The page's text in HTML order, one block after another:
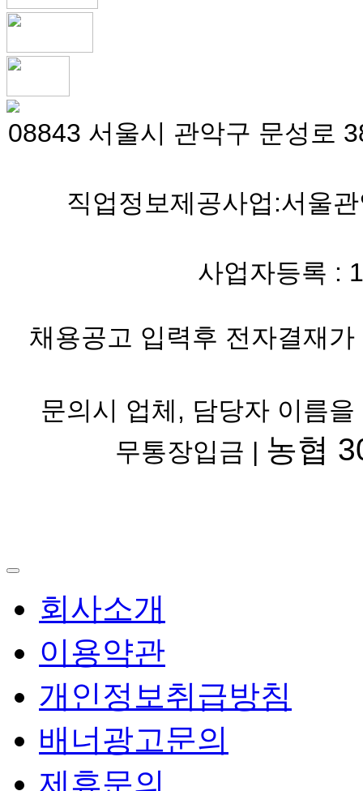
08843 서울시 관악구 문성로
직업정보제공사업:서울
사업자등록 :
채용공고 입력후 전자결재
문의시 업체, 담당자 이름
무통장입금 | 농협
회사소개
이용약관
개인정보취급방침
배너광고문의
제휴문의